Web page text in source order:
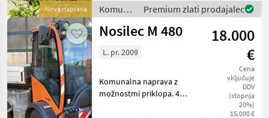
Nova naprava
Frontaushebung 3-dime
Komunalna
oprema
/ Holder
Premium zlati prodajalec
Nosilec M 480
18.000
€
Cena
vključuje
DDV
(stopnja
20%)
15.000 €
L. pr. 2009
Komunalna naprava z
možnostmi priklopa. 4